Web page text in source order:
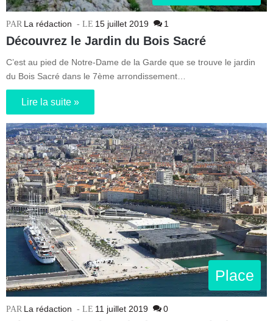
La rédaction 15 juillet 2019 1
Découvrez le Jardin du Bois Sacré
C’est au pied de Notre-Dame de la Garde que se trouve le jardin
du Bois Sacré dans le 7ème arrondissement…
Lire la suite »
Place
La rédaction 11 juillet 2019 0